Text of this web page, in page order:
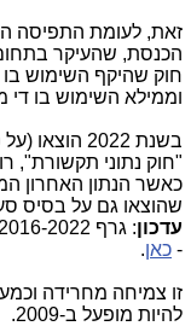
זאת, לעומת התפיסה
הכנסת, שהעיקר
חוק שהיקף השימוש בו
וממילא השימוש בו די מצומצם (2,733
בשנת 2022 הוצאו (על פי הערכתי)
"חוק נתוני תקשורת",
כאשר הנתון האחרון
שהוצאו גם על בסיס סעיף 3 וגם על בסיס
עדכון
- כאן.
זו צמיחה מחרידה
להיות מופעל ב-2009.